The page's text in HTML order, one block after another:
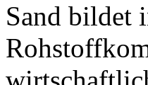
Sand bildet